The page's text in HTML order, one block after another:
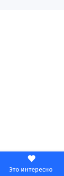
Это интересно